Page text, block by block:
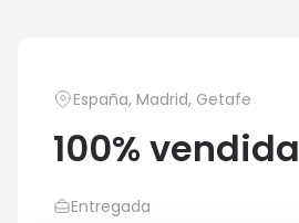
España, Madrid, Getafe
100% vendida
Entregada